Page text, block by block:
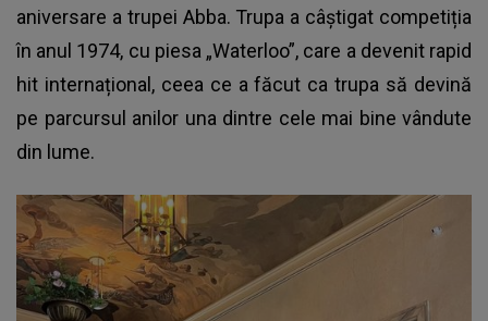
aniversare a trupei Abba. Trupa a câștigat competiția
în anul 1974, cu piesa „Waterloo”, care a devenit rapid
hit internațional, ceea ce a făcut ca trupa să devină
pe parcursul anilor una dintre cele mai bine vândute
din lume.